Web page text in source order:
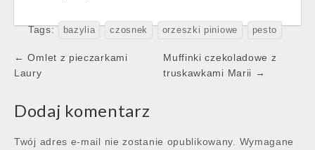
Tags: bazylia czosnek orzeszki piniowe pesto
Post
navigation
← Omlet z pieczarkami
Laury
Muffinki czekoladowe z
truskawkami Marii →
Dodaj komentarz
Twój adres e-mail nie zostanie opublikowany.
Wymagane